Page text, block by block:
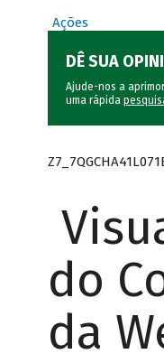
Ações
DÊ SUA
Ajude-nos a
uma rápida
do
da